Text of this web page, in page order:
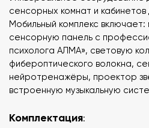
сенсорных комнат и кабинетов
Мобильный комплекс включает:
сенсорную панель с
психолога АЛМА», световую
фибероптического волокна,
нейротренажёры, проектор
встроенную музыкальную
Комплектация: